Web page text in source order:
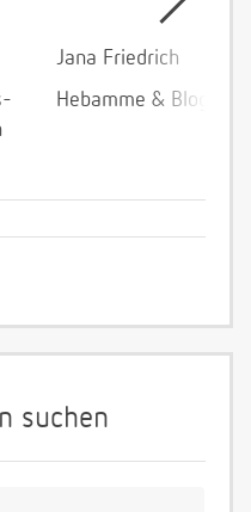
Jana Friedrich
Hebamme &
suchen